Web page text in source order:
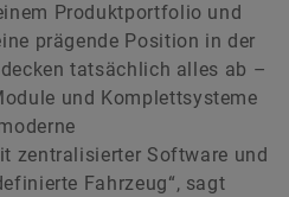
Produktportfolio und
prägende Position in der
tatsächlich alles ab –
und Komplettsysteme
zentralisierter Software und
Fahrzeug“, sagt